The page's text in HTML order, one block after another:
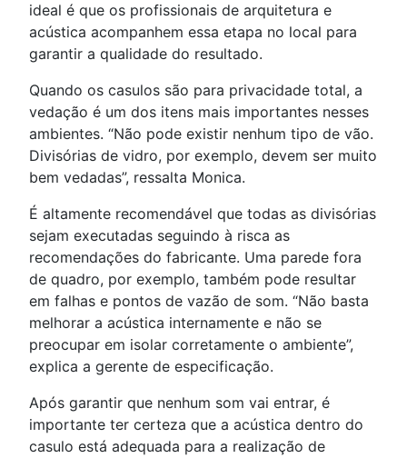
ideal é que os profissionais de arquitetura e
acústica acompanhem essa etapa no local para
garantir a qualidade do resultado.
Quando os casulos são para privacidade total, a
vedação é um dos itens mais importantes nesses
ambientes. “Não pode existir nenhum tipo de vão.
Divisórias de vidro, por exemplo, devem ser muito
bem vedadas”, ressalta Monica.
É altamente recomendável que todas as divisórias
sejam executadas seguindo à risca as
recomendações do fabricante. Uma parede fora
de quadro, por exemplo, também pode resultar
em falhas e pontos de vazão de som. “Não basta
melhorar a acústica internamente e não se
preocupar em isolar corretamente o ambiente”,
explica a gerente de especificação.
Após garantir que nenhum som vai entrar, é
importante ter certeza que a acústica dentro do
casulo está adequada para a realização de